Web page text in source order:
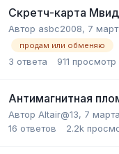
Скретч-карта
Автор asbc2008, 7
продам или обменяю
3 ответа 911 просмотр
Антимагнитная
Автор Altair@13, 7
16 ответов 2.2k